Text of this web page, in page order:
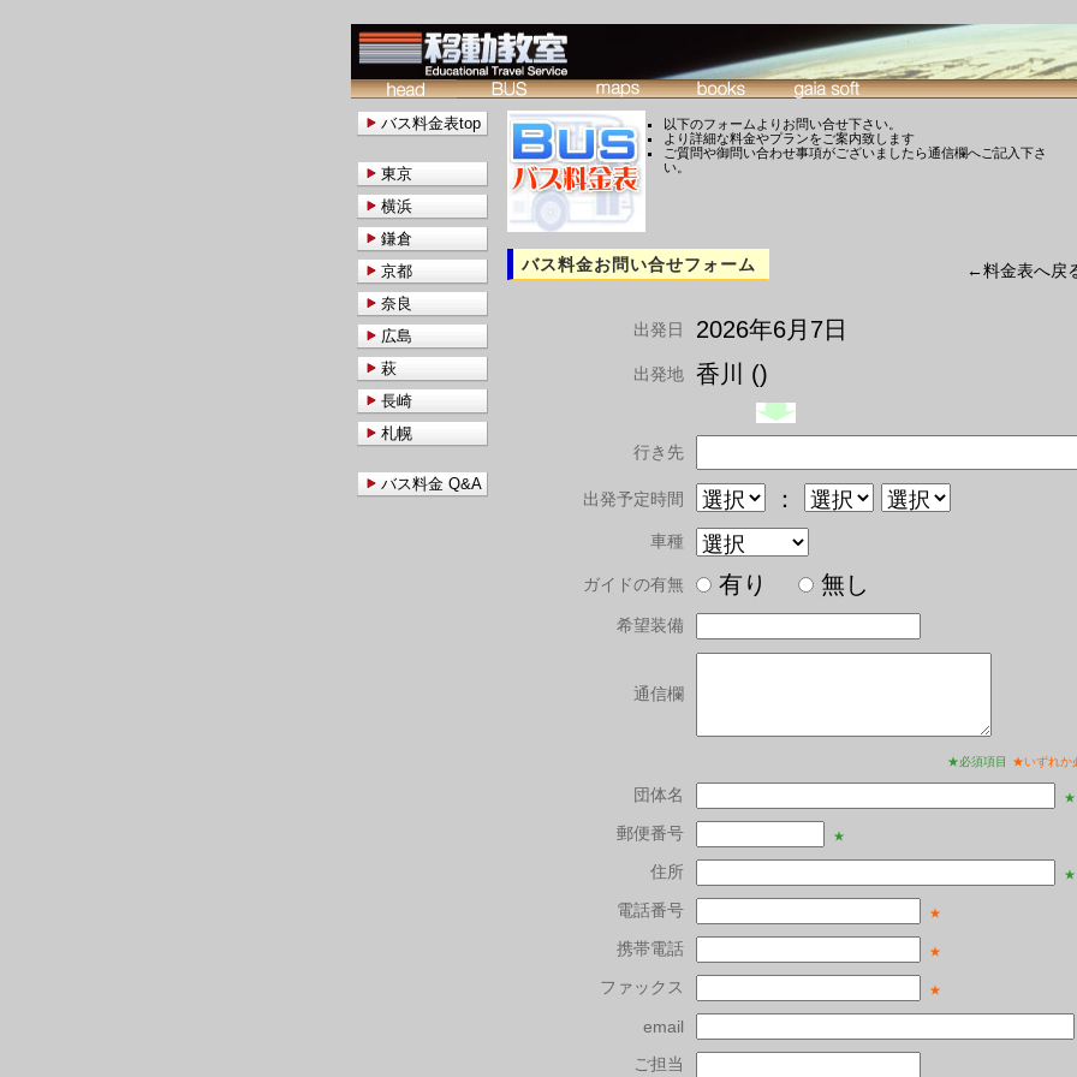
以下のフォームよりお問い合せ下さい。
より詳細な料金やプランをご案内致します
ご質問や御問い合わせ事項がございましたら通信欄へご記入下さ
い。
バス料金お問い合せフォーム ←料金表へ戻
出発日 2026年6月7日
出発地 香川 ()
行き先
出発予定時間 ：
車種
ガイドの有無 有り 無し
希望装備
通信欄
★必須項目 ★いずれか
団体名 ★
郵便番号 ★
住所 ★
電話番号 ★
携帯電話 ★
ファックス ★
email
ご担当
バス料金表top
東京
横浜
鎌倉
京都
奈良
広島
萩
長崎
札幌
バス料金 Q&A